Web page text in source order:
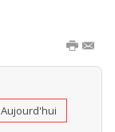
Aujourd'hui